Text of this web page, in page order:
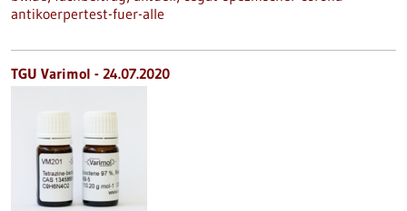
antikoerpertest-fuer-alle
TGU Varimol - 24.07.2020